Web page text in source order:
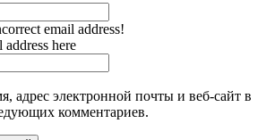
email address!
address here
адрес электронной почты и веб-сайт в
комментариев.